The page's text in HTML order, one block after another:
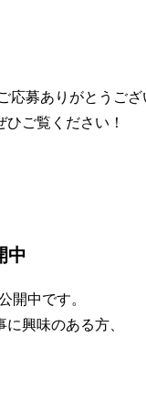
募ありがとうござ
ご覧ください！
中
開中です。
興味のある方、